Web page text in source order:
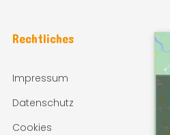
Rechtliches
Impressum
Datenschutz
Cookies